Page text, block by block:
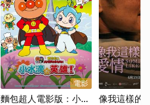
電影
麵包超人電影版：小水
像我這樣的